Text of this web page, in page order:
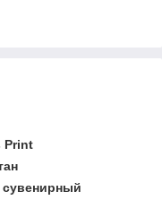
Print
сувенирный